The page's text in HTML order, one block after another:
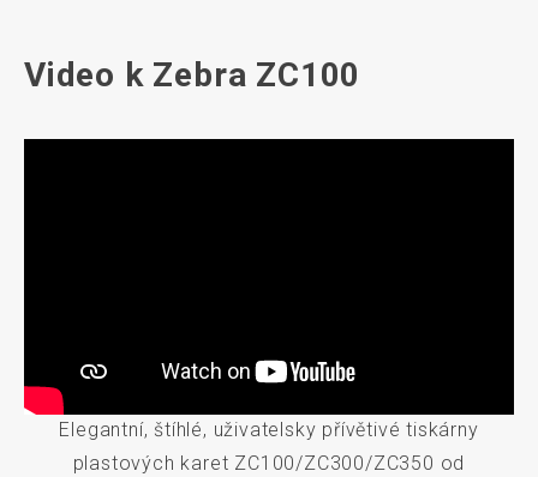
Video k Zebra ZC100
Elegantní, štíhlé, uživatelsky přívětivé tiskárny
plastových karet ZC100/ZC300/ZC350 od